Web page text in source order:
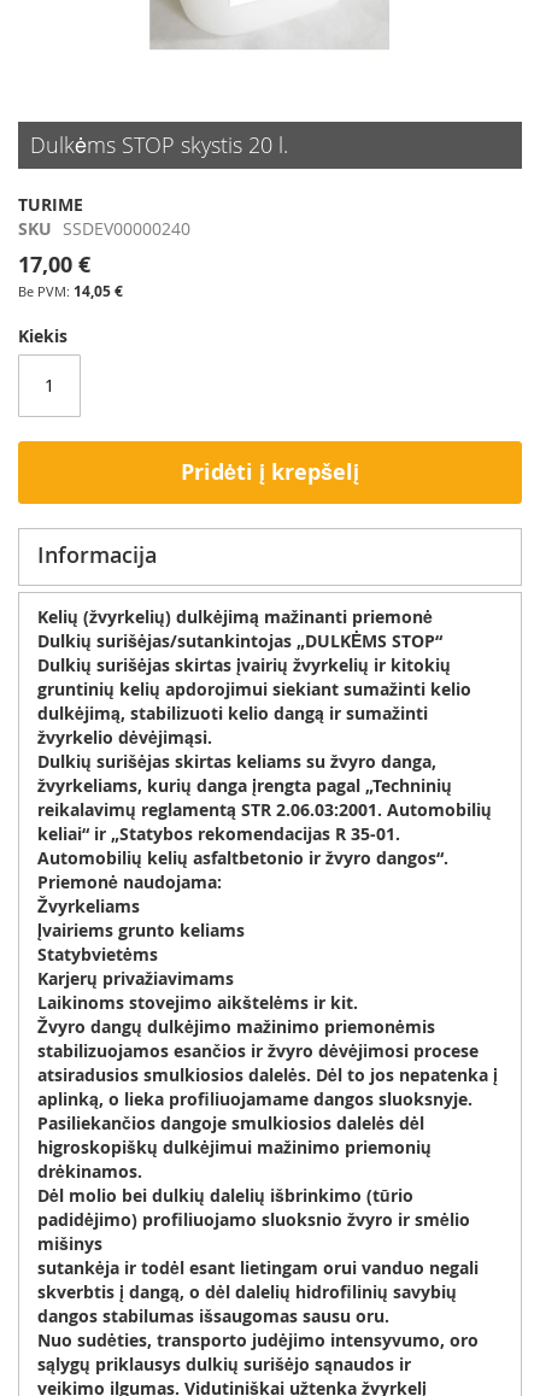
Dulkėms STOP skystis 20 l.
TURIME
SKU SSDEV00000240
17,00 €
14,05 €
Kiekis
Pridėti į krepšelį
to
beginning
of
the
images
gallery
Informacija
Kelių (žvyrkelių) dulkėjimą mažinanti priemonė
Dulkių surišėjas/sutankintojas „DULKĖMS STOP“
Dulkių surišėjas skirtas įvairių žvyrkelių ir kitokių
gruntinių kelių apdorojimui siekiant sumažinti kelio
dulkėjimą, stabilizuoti kelio dangą ir sumažinti
žvyrkelio dėvėjimąsi.
Dulkių surišėjas skirtas keliams su žvyro danga,
žvyrkeliams, kurių danga įrengta pagal „Techninių
reikalavimų reglamentą STR 2.06.03:2001. Automobilių
keliai“ ir „Statybos rekomendacijas R 35-01.
Automobilių kelių asfaltbetonio ir žvyro dangos“.
Priemonė naudojama:
Žvyrkeliams
Įvairiems grunto keliams
Statybvietėms
Karjerų privažiavimams
Laikinoms stovejimo aikštelėms ir kit.
Žvyro dangų dulkėjimo mažinimo priemonėmis
stabilizuojamos esančios ir žvyro dėvėjimosi procese
atsiradusios smulkiosios dalelės. Dėl to jos nepatenka į
aplinką, o lieka profiliuojamame dangos sluoksnyje.
Pasiliekančios dangoje smulkiosios dalelės dėl
higroskopiškų dulkėjimui mažinimo priemonių
drėkinamos.
Dėl molio bei dulkių dalelių išbrinkimo (tūrio
padidėjimo) profiliuojamo sluoksnio žvyro ir smėlio
mišinys
sutankėja ir todėl esant lietingam orui vanduo negali
skverbtis į dangą, o dėl dalelių hidrofilinių savybių
dangos stabilumas išsaugomas sausu oru.
Nuo sudėties, transporto judėjimo intensyvumo, oro
sąlygų priklausys dulkių surišėjo sąnaudos ir
veikimo ilgumas. Vidutiniškai užtenka žvyrkelį